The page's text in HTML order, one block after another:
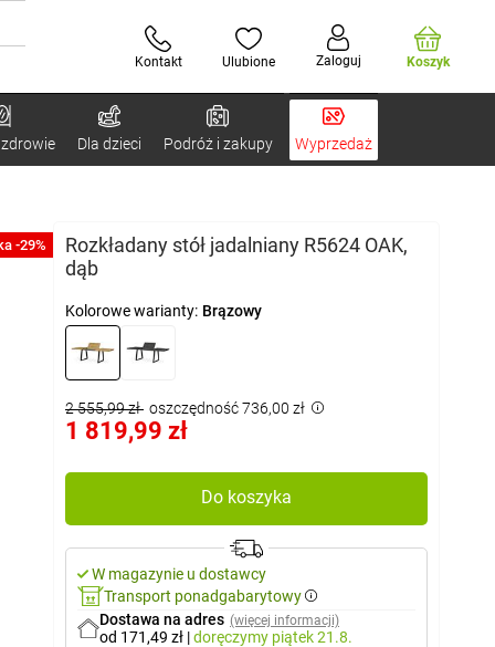
Kontakt Ulubione Zaloguj Koszyk
Dla dzieci Podróż i zakupy Wyprzedaż
-29%
Rozkładany stół jadalniany R5624 OAK,
dąb
Kolorowe warianty: Brązowy
2 555,99 zł oszczędność 736,00 zł
1 819,99 zł
Do koszyka
W magazynie u dostawcy
Transport ponadgabarytowy
Dostawa na adres (więcej informacji)
od 171,49 zł |doręczymy piątek 21.8.